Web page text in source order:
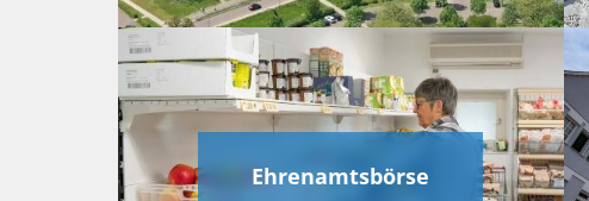
Ehrenamtsbörse